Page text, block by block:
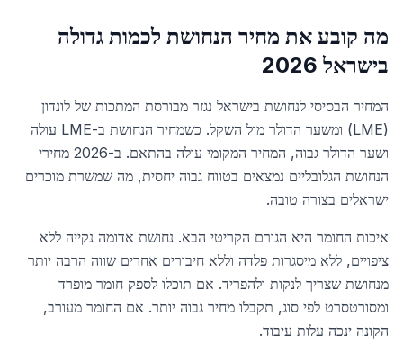
מה קובע את מחיר הנחושת לכמות גדולה
בישראל 2026
המחיר הבסיסי לנחושת בישראל נגזר מבורסת המתכות של לונדון
(LME) ומשער הדולר מול השקל. כשמחיר הנחושת ב-LME עולה
ושער הדולר גבוה, המחיר המקומי עולה בהתאם. ב-2026 מחירי
הנחושת הגלובליים נמצאים בטווח גבוה יחסית, מה שמשרת מוכרים
ישראלים בצורה טובה.
איכות החומר היא הגורם הקריטי הבא. נחושת אדומה נקייה ללא
ציפויים, ללא מיסגרות פלדה וללא חיבורים אחרים שווה הרבה יותר
מנחושת שצריך לנקות ולהפריד. אם תוכלו לספק חומר מופרד
ומסורטסרט לפי סוג, תקבלו מחיר גבוה יותר. אם החומר מעורב,
הקונה ינכה עלות עיבוד.